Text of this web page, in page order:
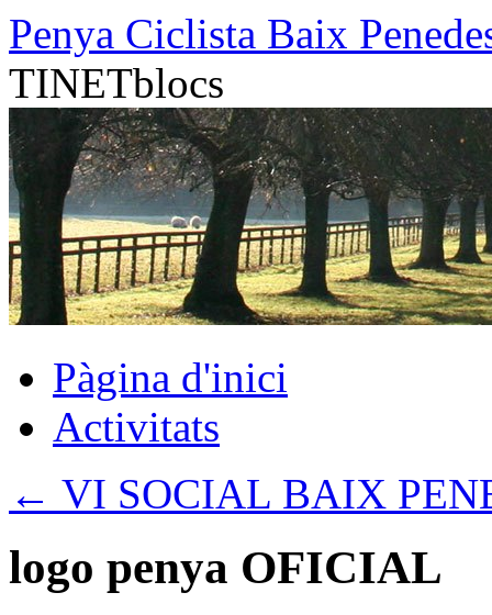
Vés
al
contingut
Penya Ciclista Baix
TINETblocs
Pàgina d'inici
Activitats
← VI SOCIAL BAIX
logo penya OFICIAL